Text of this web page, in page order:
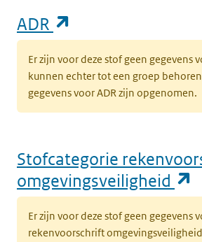
ADR
Er zijn voor deze stof geen gegevens
kunnen echter tot een groep
gegevens voor ADR zijn opgenomen.
Stofcategorie
omgevingsveiligheid
Er zijn voor deze stof geen gegevens
rekenvoorschrift